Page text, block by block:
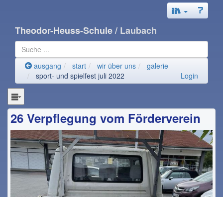
Theodor-Heuss-Schule/ Laubach
ausgang start wir über uns
galerie
sport- und spielfest juli 2022
Login
26 Verpflegung vom Förderverein